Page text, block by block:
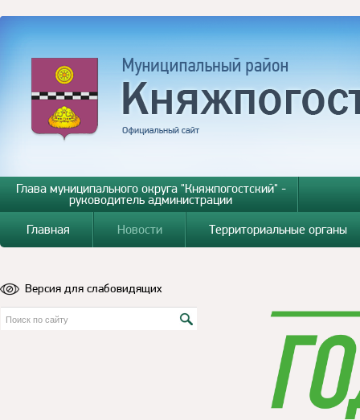
Глава муниципального округа "Княжпогостский" -
руководитель администрации
Главная
Новости Территориальные органы
Версия для слабовидящих